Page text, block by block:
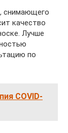
снимающего
качество
Лучше
по
COVID-